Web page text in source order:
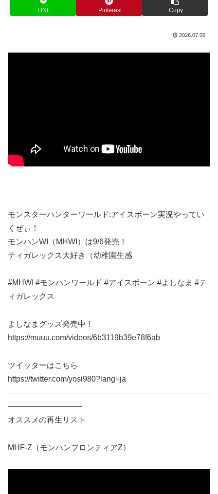
LINE Pinterest Copy
2026.07.05
モンスターハンターワールド:アイスボーン実況やってい
くぜぃ！
モンハンWI（MHWI）は9/6発売！
ティガレックス大好き（幼稚園生感
#MHWI #モンハンワールド #アイスボーン #よしなま #テ
ィガレックス
よしなまグッズ発売中！
https://muuu.com/videos/6b3119b39e78f6ab
ツイッターはこちら
https://twitter.com/yosi980?lang=ja
——————————————————————————
—————————–
オススメの再生リスト
MHF-Z（モンハンフロンティアZ）